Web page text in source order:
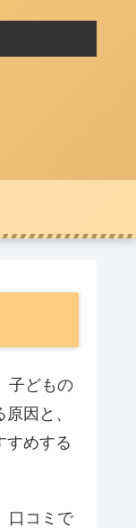
子どもの
因と、
すめする
口コミで